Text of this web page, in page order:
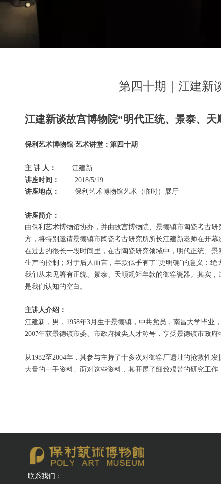
第四十期｜江建新
江建新谈故宫博物院“明代正统、景泰、天
保利艺术博物馆·艺术讲堂： 第 四十期
主 讲 人：
江建新
讲座时间：
2018/5/19
讲座地点：
保利艺术博物馆艺术（临时）展厅
讲座简介：
由保利艺术博物馆协办，并由故宫博物院、景德镇市陶瓷考古
方，将特别邀请景德镇市陶瓷考古研究所所长江建新老师在开
在过去的很长一段时间里，在古陶瓷研究领域中，明代正统、
生产的控制；对于后人而言，年款似乎有了“更明确”的意义：
我们从未见署有正统、景泰、天顺规矩年款的御窑瓷器。其实
是我们认知的空白。
主讲人介绍：
江建新，男，1958年3月生于景德镇，中共党员，南昌大学毕
2007年获景德镇市委、市政府拔尖人才称号，享受景德镇市政
从1982至2004年，其参与主持了十多次对御窑厂遗址的抢救性
大量的一手资料。面对这些资料，其开展了细致艰苦的研究工
联系我们：